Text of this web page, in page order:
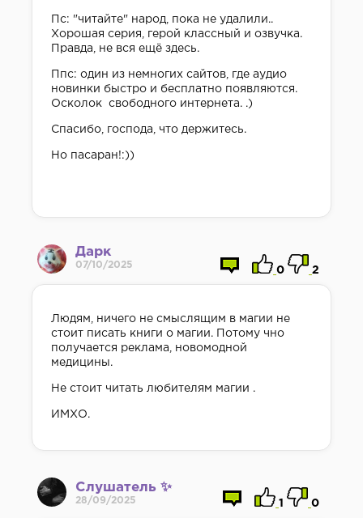
Пс: "читайте" народ, пока не удалили..
Хорошая серия, герой классный и озвучка.
Правда, не вся ещё здесь.
Ппс: один из немногих сайтов, где аудио
новинки быстро и бесплатно появляются.
Осколок свободного интернета. .)
Спасибо, господа, что держитесь.
Но пасаран!:))
Дарк
07/10/2025
0 2
Людям, ничего не смыслящим в магии не
стоит писать книги о магии. Потому чно
получается реклама, новомодной
медицины.
Не стоит читать любителям магии .
ИМХО.
Слушатель ✨
28/09/2025 1 0